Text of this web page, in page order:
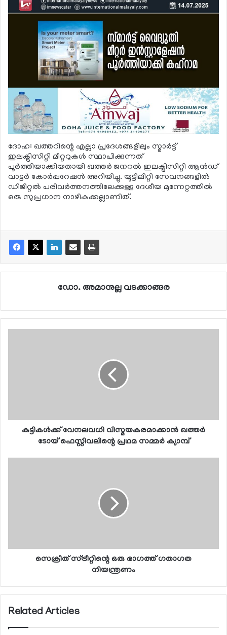
ദോഹ: ഖത്തറിന്റെ എല്ലാ പ്രദേശങ്ങളിലും സ്മാര്‍ട്ട്
ഇലക്ട്രിസിറ്റി മീറ്ററുകള്‍ സ്ഥാപിക്കുന്നത്
പൂര്‍ത്തിയാക്കിയതായി ഖത്തര്‍ ജനറല്‍ ഇലക്ട്രിസിറ്റി ആന്‍ഡ്
വാട്ടര്‍ കോര്‍പ്പറേഷന്‍ അറിയിച്ചു. യൂട്ടിലിറ്റി സേവനങ്ങളില്‍
ഡിജിറ്റല്‍ പരിവര്‍ത്തനത്തിലേക്കുള്ള ദേശീയ മുന്നേറ്റത്തില്‍
ഒരു സുപ്രധാന നാഴികക്കല്ലാണിത്.
ഡോ. അമാനുല്ല വടക്കാങ്ങര
കുട്ടികള്‍ക്ക് വേനലവധി വിസ്മയകരമാക്കാന്‍ ഖത്തര്‍
ടോയ് ഫെസ്റ്റിവലിന്റെ പ്രഥമ സമ്മര്‍ ക്യാമ്പ്
സെക്രീത് സ്ട്രീറ്റിന്റെ ഒരു ഭാഗത്ത് ഗതാഗത
നിയന്ത്രണം
Related Articles